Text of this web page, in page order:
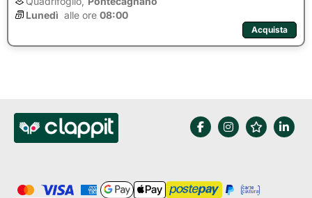
Lunedì alle ore 08:00
Acquista